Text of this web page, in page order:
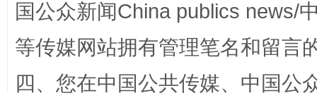
国公众新闻China publics news/
等传媒网站拥有管理笔名和留言
四、您在中国公共传媒、中国公